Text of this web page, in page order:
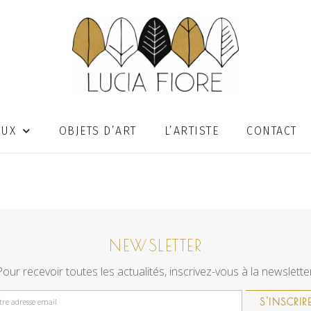
OBJETS D’ART L’ARTISTE CONTACT
NEWSLETTER
recevoir toutes les actualités, inscrivez-vous à la
S'INSCRIRE